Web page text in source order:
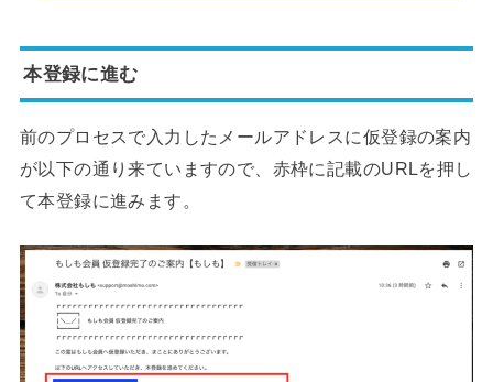
本登録に進む
前のプロセスで入力したメールアドレスに仮登録の案内
が以下の通り来ていますので、赤枠に記載のURLを押し
て本登録に進みます。